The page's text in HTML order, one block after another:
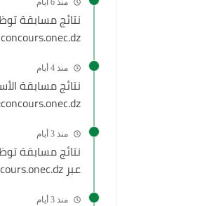
concours.onec.dz
منذ 4 أيام
concours.onec.dz: رابط وموعد الإعلان
منذ 3 أيام
عبر concours.onec.dz
منذ 3 أيام